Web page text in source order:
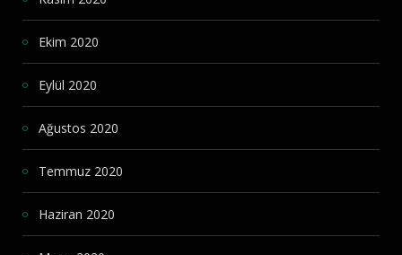
Ekim 2020
Eylül 2020
Ağustos 2020
Temmuz 2020
Haziran 2020